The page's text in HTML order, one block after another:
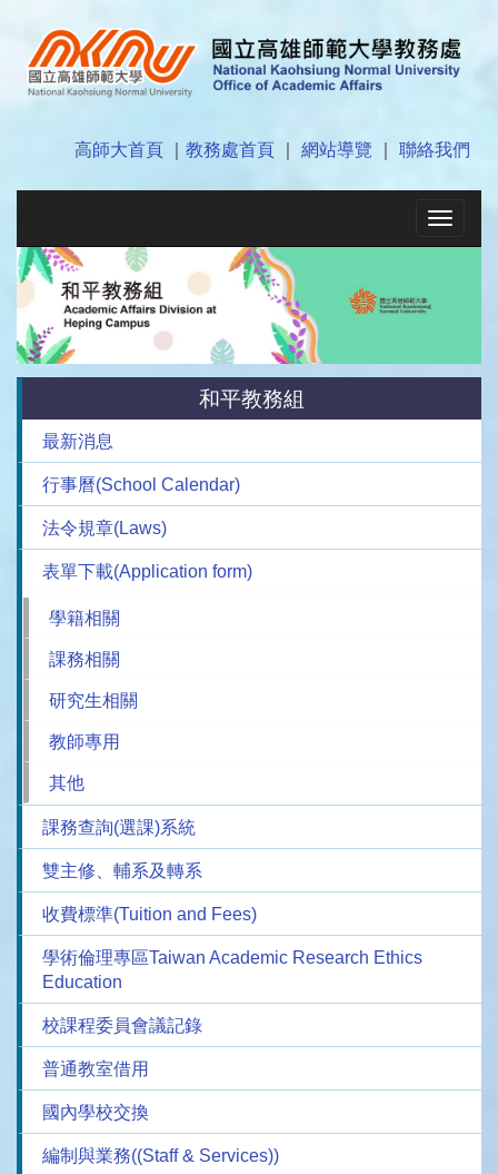
高師大首頁 教務處首頁 網站導覽 聯絡我們
Toggle
和平教務組
最新消息
行事曆(School Calendar)
法令規章(Laws)
表單下載(Application form)
學籍相關
課務相關
研究生相關
教師專用
其他
課務查詢(選課)系統
雙主修、輔系及轉系
收費標準(Tuition and Fees)
學術倫理專區Taiwan Academic Research Ethics
Education
校課程委員會議記錄
普通教室借用
國內學校交換
編制與業務((Staff & Services))